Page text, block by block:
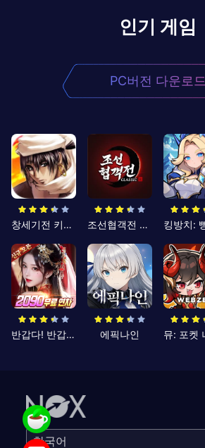
인기 게임
PC버전 다운로드
창세기전 키우기 조선협객전 클래식
반갑다! 반갑삼국지 에픽나인